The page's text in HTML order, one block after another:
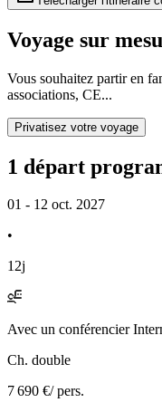
Voyage sur
Vous souhaitez partir en
associations, CE...
Privatisez votre voyage
1 départ
01 - 12 oct. 2027
•
12j
Avec un conférencier
Ch. double
7 690 €/ pers.